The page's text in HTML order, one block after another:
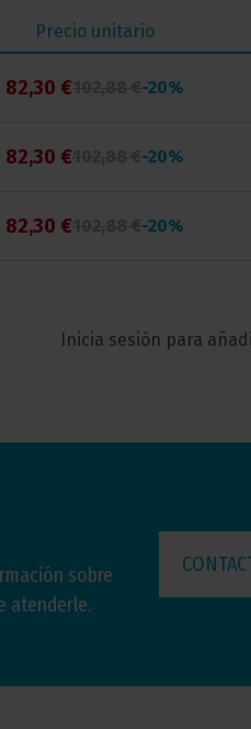
Precio unitario
82,30 € -20%
82,30 € -20%
82,30 € -20%
Inicia sesión para
sobre
atenderle.